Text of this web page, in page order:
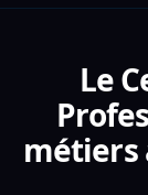
Le
métiers